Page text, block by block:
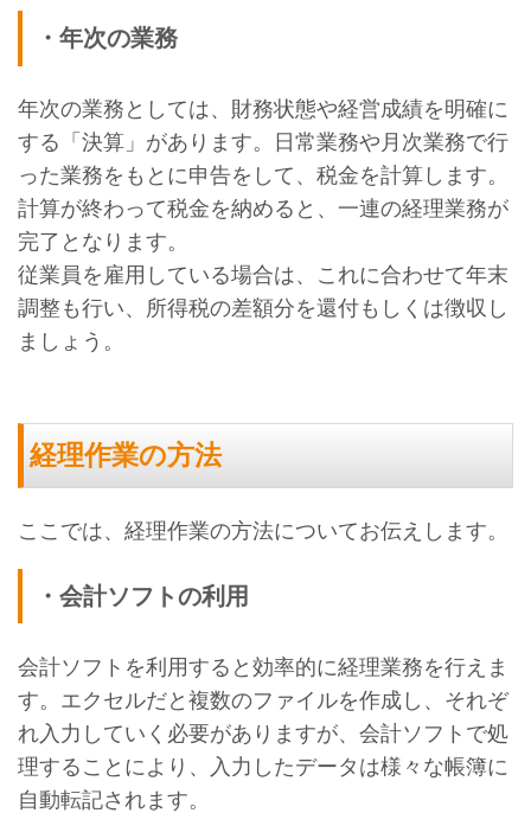
・年次の業務
年次の業務としては、財務状態や経営成績を明確に
する「決算」があります。日常業務や月次業務で行
った業務をもとに申告をして、税金を計算します。
計算が終わって税金を納めると、一連の経理業務が
完了となります。
従業員を雇用している場合は、これに合わせて年末
調整も行い、所得税の差額分を還付もしくは徴収し
ましょう。
経理作業の方法
ここでは、経理作業の方法についてお伝えします。
・会計ソフトの利用
会計ソフトを利用すると効率的に経理業務を行えま
す。エクセルだと複数のファイルを作成し、それぞ
れ入力していく必要がありますが、会計ソフトで処
理することにより、入力したデータは様々な帳簿に
自動転記されます。